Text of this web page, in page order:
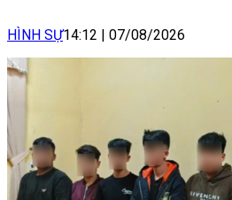
HÌNH SỰ14:12 | 07/08/2026